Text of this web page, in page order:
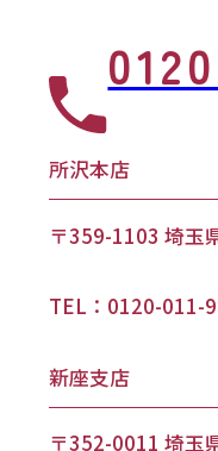
所沢本店
〒359-1103 埼玉
TEL：0120-011-
新座支店
〒352-0011 埼玉